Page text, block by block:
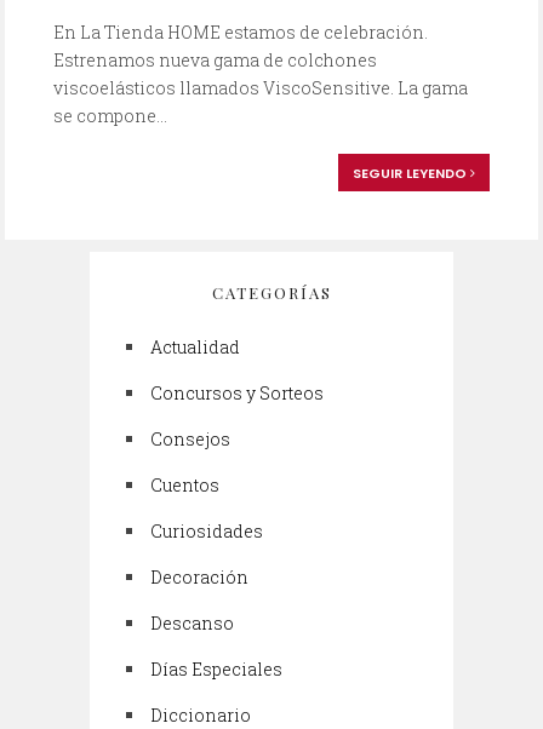
En La Tienda HOME estamos de celebración.
Estrenamos nueva gama de colchones
viscoelásticos llamados ViscoSensitive. La gama
se compone...
SEGUIR LEYENDO
CATEGORÍAS
Actualidad
Concursos y Sorteos
Consejos
Cuentos
Curiosidades
Decoración
Descanso
Días Especiales
Diccionario